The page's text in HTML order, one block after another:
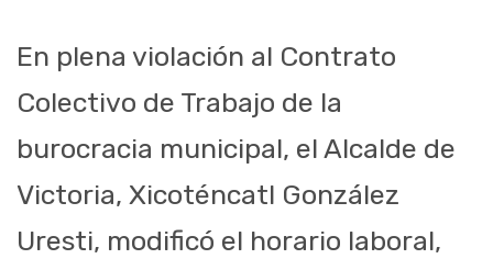
En plena violación al Contrato
Colectivo de Trabajo de la
burocracia municipal, el Alcalde de
Victoria, Xicoténcatl González
Uresti, modificó el horario laboral,